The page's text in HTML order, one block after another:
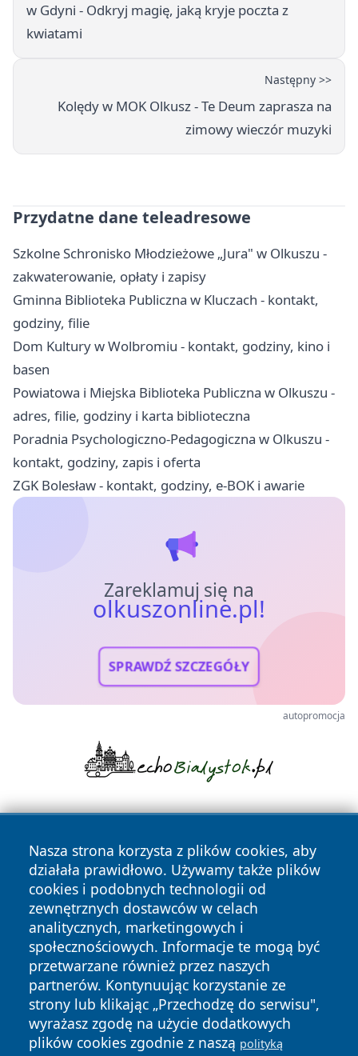
w Gdyni - Odkryj magię, jaką kryje poczta z
kwiatami
Następny >>
Kolędy w MOK Olkusz - Te Deum zaprasza na
zimowy wieczór muzyki
Przydatne dane teleadresowe
Szkolne Schronisko Młodzieżowe „Jura" w Olkuszu -
zakwaterowanie, opłaty i zapisy
Gminna Biblioteka Publiczna w Kluczach - kontakt,
godziny, filie
Dom Kultury w Wolbromiu - kontakt, godziny, kino i
basen
Powiatowa i Miejska Biblioteka Publiczna w Olkuszu -
adres, filie, godziny i karta biblioteczna
Poradnia Psychologiczno-Pedagogiczna w Olkuszu -
kontakt, godziny, zapis i oferta
ZGK Bolesław - kontakt, godziny, e-BOK i awarie
Zareklamuj się na
olkuszonline.pl!
SPRAWDŹ SZCZEGÓŁY
autopromocja
Nasza strona korzysta z plików cookies, aby
działała prawidłowo. Używamy także plików
cookies i podobnych technologii od
zewnętrznych dostawców w celach
analitycznych, marketingowych i
społecznościowych. Informacje te mogą być
przetwarzane również przez naszych
partnerów. Kontynuując korzystanie ze
strony lub klikając „Przechodzę do serwisu",
wyrażasz zgodę na użycie dodatkowych
plików cookies zgodnie z naszą polityką
Copyright © 2026 olkuszonline.pl Wszystkie prawa
zastrzeżone.
News Autorzy
Polityka
Prywatności
Polityka
Cookies